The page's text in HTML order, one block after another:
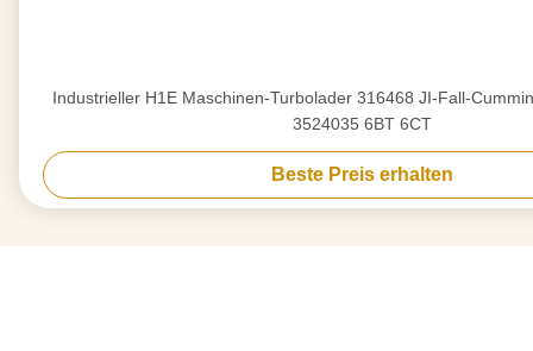
Industrieller H1E Maschinen-Turbolader 316468 JI-Fall-
3524035 6BT 6CT
Beste Preis erhalten